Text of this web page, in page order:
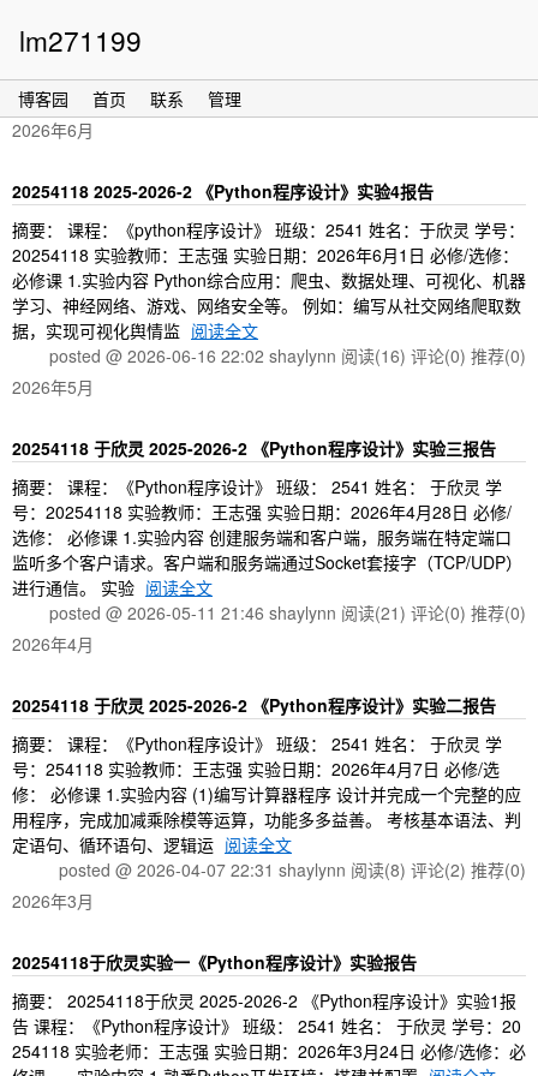
lm271199
博客园 首页 联系
管理
2026年6月
20254118 2025-2026-2 《Python程序设计》实验4报告
摘要： 课程：《python程序设计》 班级：2541 姓名：于欣灵 学号：
20254118 实验教师：王志强 实验日期：2026年6月1日 必修/选修：
必修课 1.实验内容 Python综合应用：爬虫、数据处理、可视化、机器
学习、神经网络、游戏、网络安全等。 例如：编写从社交网络爬取数
据，实现可视化舆情监 阅读全文
posted @ 2026-06-16 22:02 shaylynn 阅读(16) 评论(0) 推荐(0)
2026年5月
20254118 于欣灵 2025-2026-2 《Python程序设计》实验三报告
摘要： 课程：《Python程序设计》 班级： 2541 姓名： 于欣灵 学
号：20254118 实验教师：王志强 实验日期：2026年4月28日 必修/
选修： 必修课 1.实验内容 创建服务端和客户端，服务端在特定端口
监听多个客户请求。客户端和服务端通过Socket套接字（TCP/UDP）
进行通信。 实验 阅读全文
posted @ 2026-05-11 21:46 shaylynn 阅读(21) 评论(0) 推荐(0)
2026年4月
20254118 于欣灵 2025-2026-2 《Python程序设计》实验二报告
摘要： 课程：《Python程序设计》 班级： 2541 姓名： 于欣灵 学
号：254118 实验教师：王志强 实验日期：2026年4月7日 必修/选
修： 必修课 1.实验内容 (1)编写计算器程序 设计并完成一个完整的应
用程序，完成加减乘除模等运算，功能多多益善。 考核基本语法、判
定语句、循环语句、逻辑运 阅读全文
posted @ 2026-04-07 22:31 shaylynn 阅读(8) 评论(2) 推荐(0)
2026年3月
20254118于欣灵实验一《Python程序设计》实验报告
摘要： 20254118于欣灵 2025-2026-2 《Python程序设计》实验1报
告 课程：《Python程序设计》 班级： 2541 姓名： 于欣灵 学号：20
254118 实验老师：王志强 实验日期：2026年3月24日 必修/选修：必